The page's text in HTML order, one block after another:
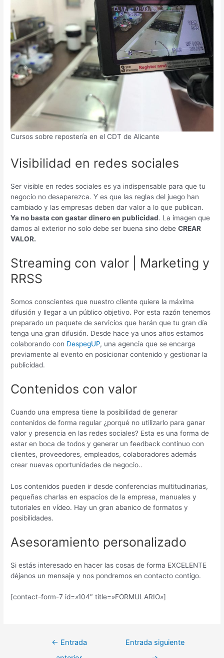
Cursos sobre repostería en el CDT de Alicante
Visibilidad en redes sociales
Ser visible en redes sociales es ya indispensable para que tu
negocio no desaparezca. Y es que las reglas del juego han
cambiado y las empresas deben dar valor a lo que publican.
Ya no basta con gastar dinero en publicidad. La imagen que
damos al exterior no solo debe ser buena sino debeCREAR
VALOR.
Streaming con valor | Marketing y
RRSS
Somos conscientes que nuestro cliente quiere la máxima
difusión y llegar a un público objetivo. Por esta razón tenemos
preparado un paquete de servicios que harán que tu gran día
tenga una gran difusión. Desde hace ya unos años estamos
colaborando con DespegUP, una agencia que se encarga
previamente al evento en posicionar contenido y gestionar la
publicidad.
Contenidos con valor
Cuando una empresa tiene la posibilidad de generar
contenidos de forma regular ¿porqué no utilizarlo para ganar
valor y presencia en las redes sociales? Esta es una forma de
estar en boca de todos y generar un feedback continuo con
clientes, proveedores, empleados, colaboradores además
crear nuevas oportunidades de negocio..
Los contenidos pueden ir desde conferencias multitudinarias,
pequeñas charlas en espacios de la empresa, manuales y
tutoriales en vídeo. Hay un gran abanico de formatos y
posibilidades.
Asesoramiento personalizado
Si estás interesado en hacer las cosas de forma EXCELENTE
déjanos un mensaje y nos pondremos en contacto contigo.
[contact-form-7 id=»104″ title=»FORMULARIO»]
← Entrada
Entrada siguiente